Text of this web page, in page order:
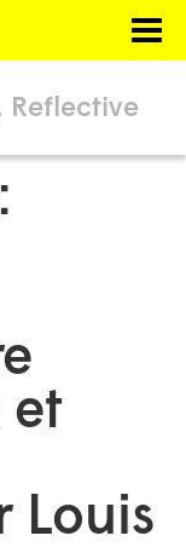
Reflective
et
Louis